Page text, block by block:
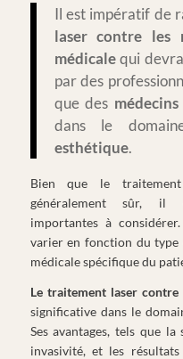
Il est impératif de
laser contre les
médicalequi
par des
que des médecins
dans le
esthétique.
Bien que le
généralement sûr, il
importantes à
varier en fonction du
médicale spécifique du
Le traitement laser contre
significative dans le
Ses avantages, tels que
invasivité, et les